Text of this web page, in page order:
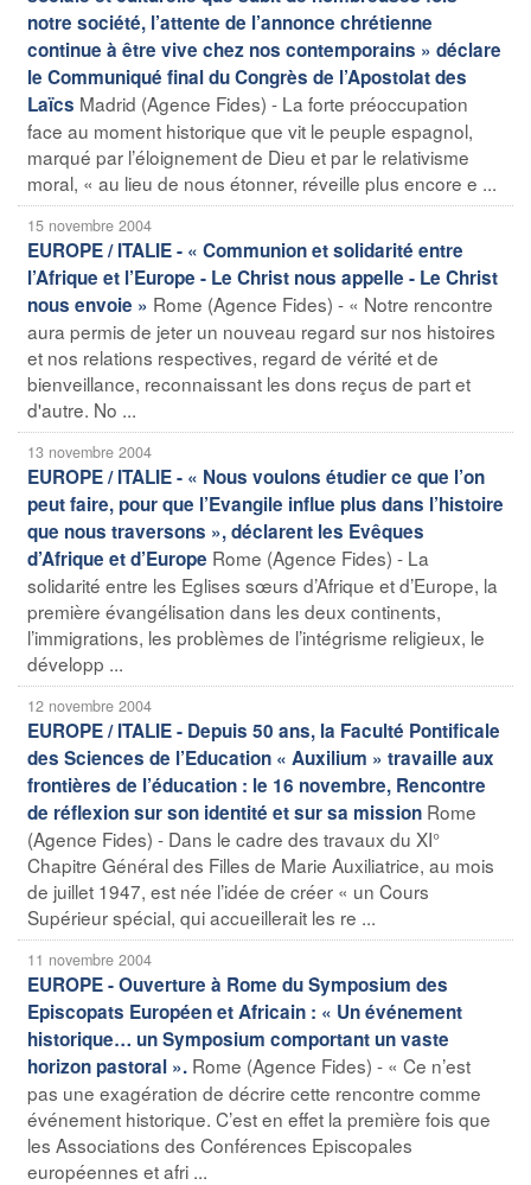
notre société, l’attente de l’annonce chrétienne
continue à être vive chez nos contemporains » déclare
le Communiqué final du Congrès de l’Apostolat des
Laïcs Madrid (Agence Fides) - La forte préoccupation
face au moment historique que vit le peuple espagnol,
marqué par l’éloignement de Dieu et par le relativisme
moral, « au lieu de nous étonner, réveille plus encore e ...
15 novembre 2004
EUROPE / ITALIE - « Communion et solidarité entre
l’Afrique et l’Europe - Le Christ nous appelle - Le Christ
nous envoie » Rome (Agence Fides) - « Notre rencontre
aura permis de jeter un nouveau regard sur nos histoires
et nos relations respectives, regard de vérité et de
bienveillance, reconnaissant les dons reçus de part et
d'autre. No ...
13 novembre 2004
EUROPE / ITALIE - « Nous voulons étudier ce que l’on
peut faire, pour que l’Evangile influe plus dans l’histoire
que nous traversons », déclarent les Evêques
d’Afrique et d’Europe Rome (Agence Fides) - La
solidarité entre les Eglises sœurs d’Afrique et d’Europe, la
première évangélisation dans les deux continents,
l’immigrations, les problèmes de l’intégrisme religieux, le
développ ...
12 novembre 2004
EUROPE / ITALIE - Depuis 50 ans, la Faculté Pontificale
des Sciences de l’Education « Auxilium » travaille aux
frontières de l’éducation : le 16 novembre, Rencontre
de réflexion sur son identité et sur sa mission Rome
(Agence Fides) - Dans le cadre des travaux du XI°
Chapitre Général des Filles de Marie Auxiliatrice, au mois
de juillet 1947, est née l’idée de créer « un Cours
Supérieur spécial, qui accueillerait les re ...
11 novembre 2004
EUROPE - Ouverture à Rome du Symposium des
Episcopats Européen et Africain : « Un événement
historique… un Symposium comportant un vaste
horizon pastoral ». Rome (Agence Fides) - « Ce n’est
pas une exagération de décrire cette rencontre comme
événement historique. C’est en effet la première fois que
les Associations des Conférences Episcopales
européennes et afri ...